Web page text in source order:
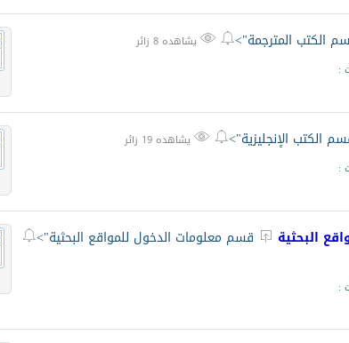
الكتب المترجمة">
 يشاهده 8 زائر
:
الكتب الإنجليزية">
 يشاهده 19 زائر
:
البحثية  قسم معلومات الدخول للمواقع البحثية">
: